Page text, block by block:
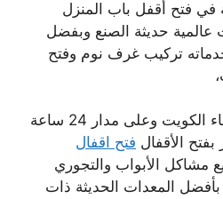
في فتح أقفل باب المنزل
عالمية حديثة الصنع وبفضل
تركيب غرف نوم وفتح
حيث أننا نغطي كافة أرجاء الكويت وعلى مدار 24 ساعة
الأقفال فتح اقفال
مشاكل الأبواب والتجوري
بأفضل المعدات الحديثة ذات